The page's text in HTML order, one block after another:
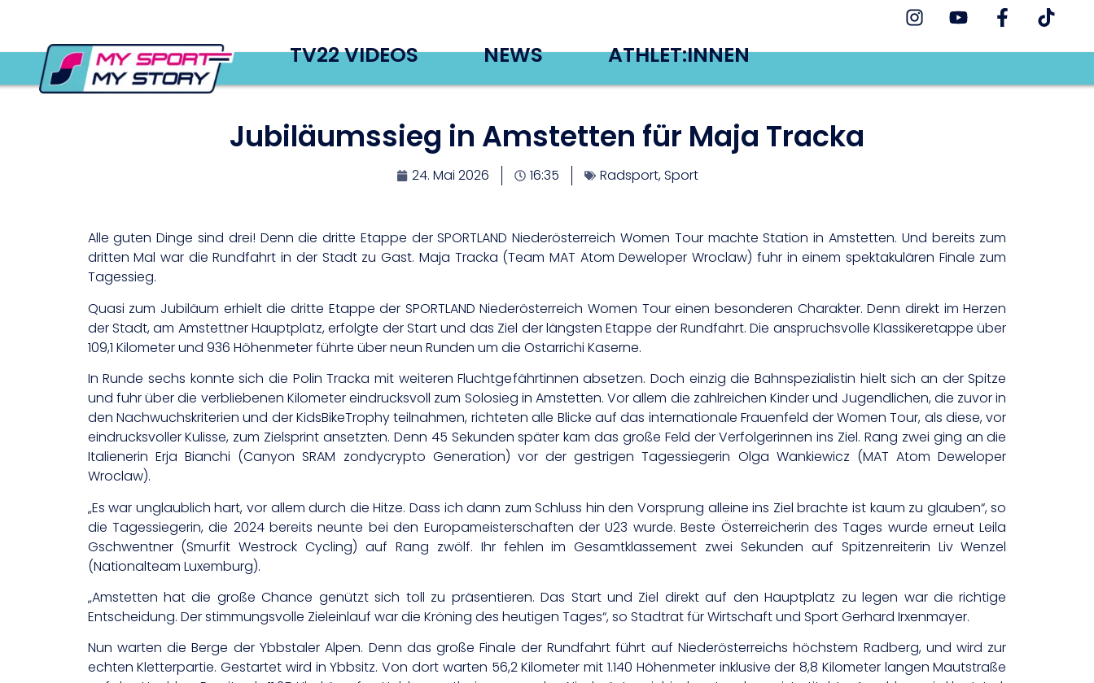
TV22 VIDEOS NEWS ATHLET:INNEN
Jubiläumssieg in Amstetten für Maja Tracka
24. Mai 2026 16:35 Radsport,Sport
Alle guten Dinge sind drei! Denn die dritte Etappe der SPORTLAND Niederösterreich Women Tour machte Station in Amstetten. Und bereits zum
dritten Mal war die Rundfahrt in der Stadt zu Gast. Maja Tracka (Team MAT Atom Deweloper Wroclaw) fuhr in einem spektakulären Finale zum
Tagessieg.
Quasi zum Jubiläum erhielt die dritte Etappe der SPORTLAND Niederösterreich Women Tour einen besonderen Charakter. Denn direkt im Herzen
der Stadt, am Amstettner Hauptplatz, erfolgte der Start und das Ziel der längsten Etappe der Rundfahrt. Die anspruchsvolle Klassikeretappe über
109,1 Kilometer und 936 Höhenmeter führte über neun Runden um die Ostarrichi Kaserne.
In Runde sechs konnte sich die Polin Tracka mit weiteren Fluchtgefährtinnen absetzen. Doch einzig die Bahnspezialistin hielt sich an der Spitze
und fuhr über die verbliebenen Kilometer eindrucksvoll zum Solosieg in Amstetten. Vor allem die zahlreichen Kinder und Jugendlichen, die zuvor in
den Nachwuchskriterien und der KidsBikeTrophy teilnahmen, richteten alle Blicke auf das internationale Frauenfeld der Women Tour, als diese, vor
eindrucksvoller Kulisse, zum Zielsprint ansetzten. Denn 45 Sekunden später kam das große Feld der Verfolgerinnen ins Ziel. Rang zwei ging an die
Italienerin Erja Bianchi (Canyon SRAM zondycrypto Generation) vor der gestrigen Tagessiegerin Olga Wankiewicz (MAT Atom Deweloper
Wroclaw).
„Es war unglaublich hart, vor allem durch die Hitze. Dass ich dann zum Schluss hin den Vorsprung alleine ins Ziel brachte ist kaum zu glauben“, so
die Tagessiegerin, die 2024 bereits neunte bei den Europameisterschaften der U23 wurde. Beste Österreicherin des Tages wurde erneut Leila
Gschwentner (Smurfit Westrock Cycling) auf Rang zwölf. Ihr fehlen im Gesamtklassement zwei Sekunden auf Spitzenreiterin Liv Wenzel
(Nationalteam Luxemburg).
„Amstetten hat die große Chance genützt sich toll zu präsentieren. Das Start und Ziel direkt auf den Hauptplatz zu legen war die richtige
Entscheidung. Der stimmungsvolle Zieleinlauf war die Kröning des heutigen Tages“, so Stadtrat für Wirtschaft und Sport Gerhard Irxenmayer.
Nun warten die Berge der Ybbstaler Alpen. Denn das große Finale der Rundfahrt führt auf Niederösterreichs höchstem Radberg, und wird zur
echten Kletterpartie. Gestartet wird in Ybbsitz. Von dort warten 56,2 Kilometer mit 1.140 Höhenmeter inklusive der 8,8 Kilometer langen Mautstraße